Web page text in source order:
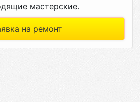
мастерские.
на ремонт